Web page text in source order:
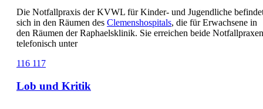
Die Notfallpraxis der KVWL für Kinder- und Jugendliche
sich in den Räumen des Clemenshospitals, die für Erwachsene in
den Räumen der Raphaelsklinik. Sie erreichen beide Notfallpraxen
telefonisch unter
116 117
Lob und Kritik